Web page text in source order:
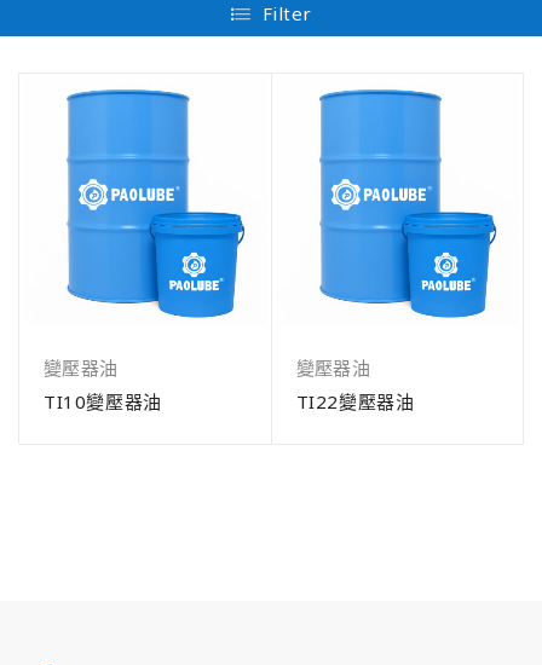
Filter
變壓器油
TI10變壓器油
變壓器油
TI22變壓器油